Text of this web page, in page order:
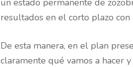
un estado permanente de
resultados en el corto plazo
De esta manera, en el plan
claramente qué vamos a hacer